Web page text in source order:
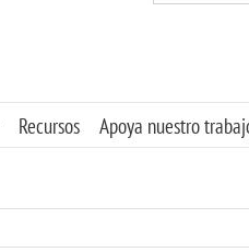
Recursos Apoya nuestro